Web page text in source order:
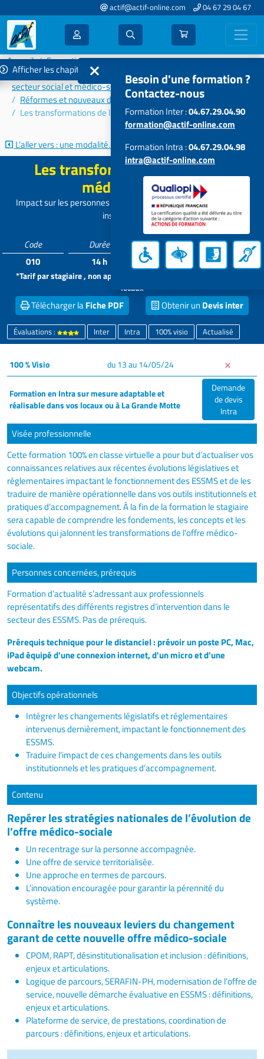
actif@actif-online.com 04 67 29 04 67
Accueil
Formations 2024
Accompagnement aux évolutions et aux transformations du
secteur social et médico-social
Réformes et nouveaux dispositifs
Les transformations de l’offre médico-sociale
Afficher les chapitres
L’aller vers : une modalité... Diagnostic stratégique et...
Les transformations de l’offre
médico-sociale
Impact sur les personnes en situation de handicap et pratiques
institutionnelles
Code
010
Durée
14 h
Tarif*
616 €
Participants
6 à 15
*Tarif par stagiaire , non applicable aux formations intra dans vos
locaux
Télécharger laFiche PDF Obtenir un Devis inter
Évaluations : Inter Intra 100% visio Actualisé
100 % Visio du 13 au 14/05/24
Formation en Intra sur mesure adaptable et
réalisable dans vos locaux ou à La Grande Motte
Demande
de devis
Intra
Visée professionnelle
Cette formation 100% en classe virtuelle a pour but d’actualiser vos
connaissances relatives aux récentes évolutions législatives et
réglementaires impactant le fonctionnement des ESSMS et de les
traduire de manière opérationnelle dans vos outils institutionnels et
pratiques d’accompagnement. À la fin de la formation le stagiaire
sera capable de comprendre les fondements, les concepts et les
évolutions qui jalonnent les transformations de l’offre médico-
sociale.
Personnes concernées, prérequis
Formation d’actualité s’adressant aux professionnels
représentatifs des différents registres d’intervention dans le
secteur des ESSMS. Pas de prérequis.
Prérequis technique pour le distanciel : prévoir un poste PC, Mac,
iPad équipé d'une connexion internet, d'un micro et d'une
webcam.
Objectifs opérationnels
Intégrer les changements législatifs et réglementaires
intervenus dernièrement, impactant le fonctionnement des
ESSMS.
Traduire l’impact de ces changements dans les outils
institutionnels et les pratiques d’accompagnement.
Contenu
Repérer les stratégies nationales de l’évolution de
l’offre médico-sociale
Un recentrage sur la personne accompagnée.
Une offre de service territorialisée.
Une approche en termes de parcours.
L’innovation encouragée pour garantir la pérennité du
système.
Connaître les nouveaux leviers du changement
garant de cette nouvelle offre médico-sociale
CPOM, RAPT, désinstitutionalisation et inclusion : définitions,
enjeux et articulations.
Logique de parcours, SERAFIN-PH, modernisation de l’offre de
service, nouvelle démarche évaluative en ESSMS : définitions,
enjeux et articulations.
Plateforme de service, de prestations, coordination de
parcours : définitions, enjeux et articulations.
Besoin d'une formation ?
Contactez-nous
Formation Inter :04.67.29.04.90
formation@actif-online.com
Formation Intra :04.67.29.04.98
intra@actif-online.com